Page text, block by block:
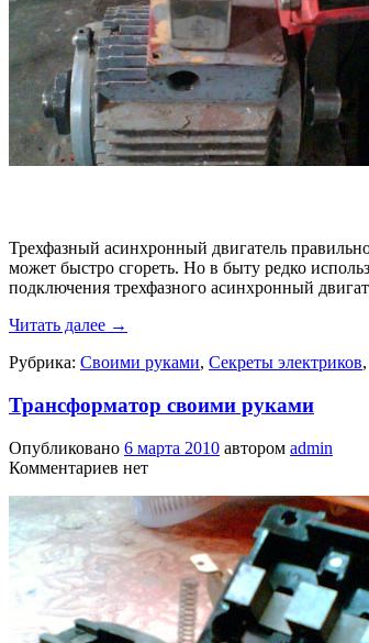
Трехфазный асинхронный двигатель
может быстро сгореть. Но в быту редко
подключения трехфазного асинхронный
Читать далее →
Рубрика: Своими руками, Секреты электриков,
Трансформатор своими руками
Опубликовано 6 марта 2010 автором admin
Комментариев нет